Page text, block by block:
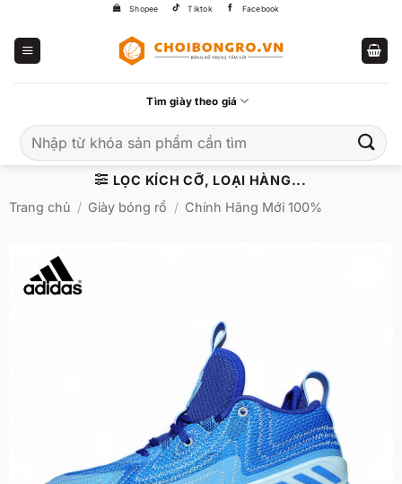
Shopee Tiktok Facebook
Tìm giày theo giá
kiếm:
LỌC KÍCH CỠ, LOẠI HÀNG...
Trang chủ / Giày bóng rổ / Chính Hãng Mới 100%